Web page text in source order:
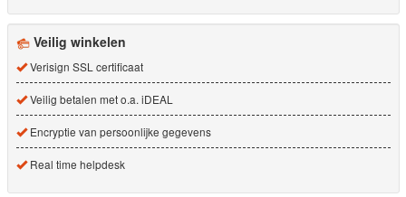
Veilig winkelen
Verisign SSL certificaat
Veilig betalen met o.a. iDEAL
Encryptie van persoonlijke gegevens
Real time helpdesk